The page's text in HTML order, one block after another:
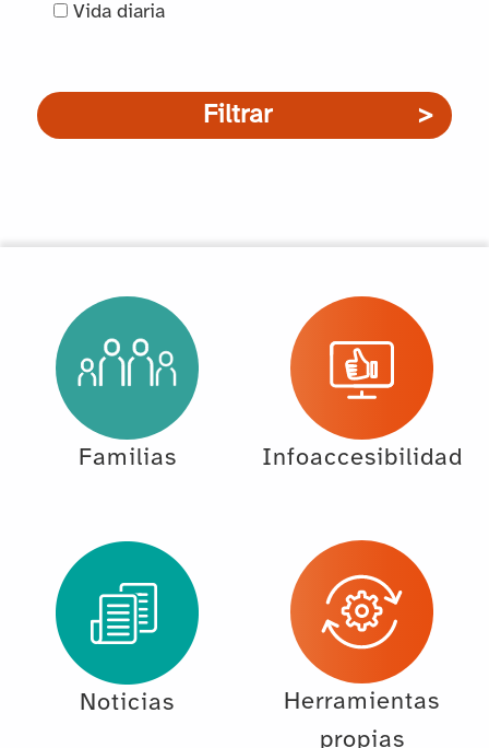
Vida diaria
Filtrar
Familias Infoaccesibilidad
Noticias
Herramientas
propias